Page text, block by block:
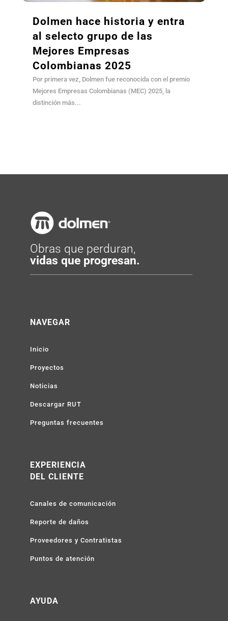
Dolmen hace historia y entra
al selecto grupo de las
Mejores Empresas
Colombianas 2025
Por primera vez, Dolmen fue reconocida con el premio
Mejores Empresas Colombianas (MEC) 2025, la
distinción más...
Obras que perduran,
vidas que progresan.
NAVEGAR
Inicio
Proyectos
Noticias
Descargar RUT
Preguntas frecuentes
EXPERIENCIA
DEL CLIENTE
Canales de comunicación
Reporte de daños
Proveedores y Contratistas
Puntos de atención
AYUDA